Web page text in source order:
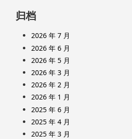
归档
2026 年 7 月
2026 年 6 月
2026 年 5 月
2026 年 3 月
2026 年 2 月
2026 年 1 月
2025 年 6 月
2025 年 4 月
2025 年 3 月